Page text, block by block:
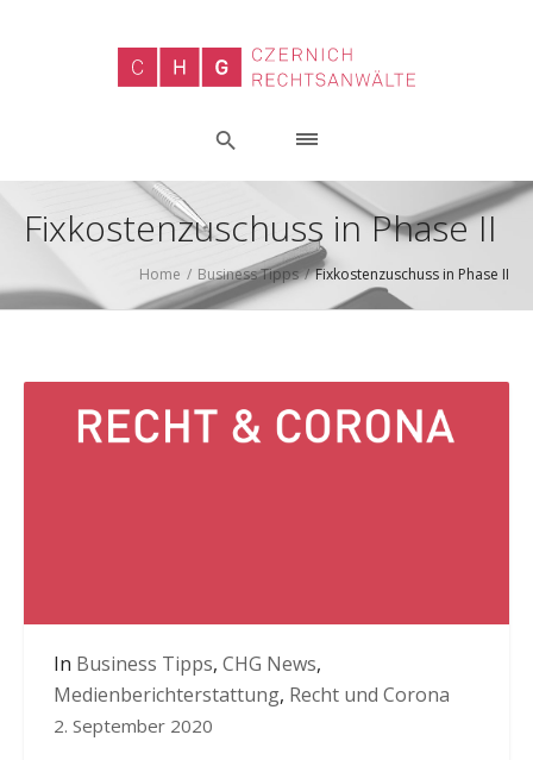
Fixkostenzuschuss in Phase II
Home / Business Tipps /Fixkostenzuschuss in Phase II
In Business Tipps, CHG News,
Medienberichterstattung, Recht und Corona
2. September 2020